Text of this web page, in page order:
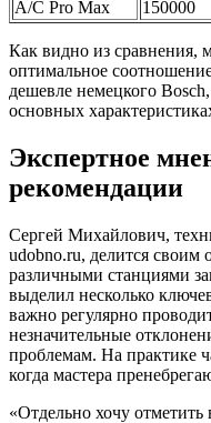
A/C Pro Max
150000
Как видно из сравнения,
оптимальное
дешевле немецкого
основных
Экспертное
рекомендации
Сергей Михайлович,
udobno.ru, делится
различными станциями
выделил несколько
важно регулярно
незначительные
проблемам. На практике
когда мастера
«Отдельно хочу